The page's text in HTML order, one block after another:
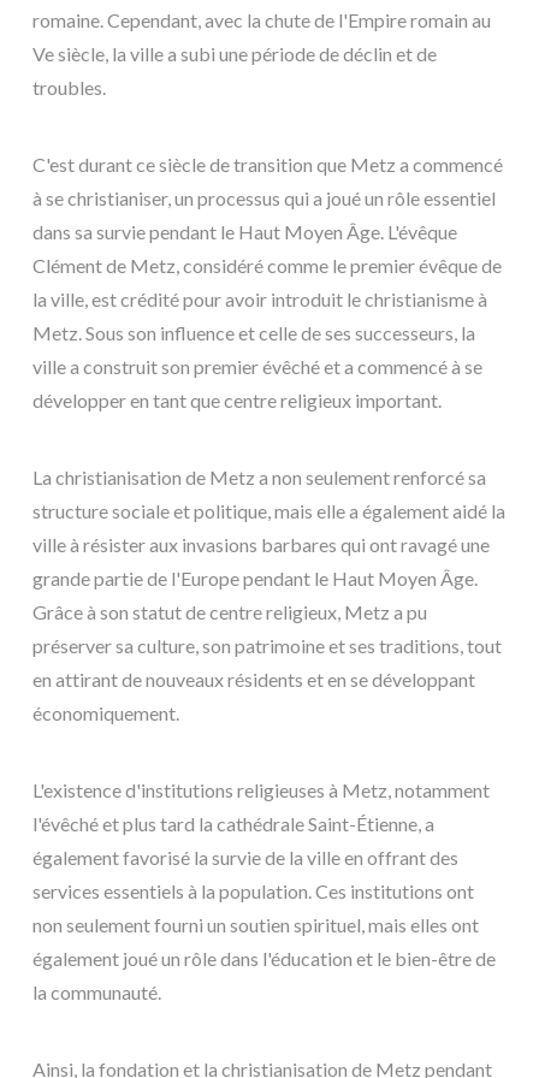
romaine. Cependant, avec la chute de l'Empire romain au
Ve siècle, la ville a subi une période de déclin et de
troubles.
C'est durant ce siècle de transition que Metz a commencé
à se christianiser, un processus qui a joué un rôle essentiel
dans sa survie pendant le Haut Moyen Âge. L'évêque
Clément de Metz, considéré comme le premier évêque de
la ville, est crédité pour avoir introduit le christianisme à
Metz. Sous son influence et celle de ses successeurs, la
ville a construit son premier évêché et a commencé à se
développer en tant que centre religieux important.
La christianisation de Metz a non seulement renforcé sa
structure sociale et politique, mais elle a également aidé la
ville à résister aux invasions barbares qui ont ravagé une
grande partie de l'Europe pendant le Haut Moyen Âge.
Grâce à son statut de centre religieux, Metz a pu
préserver sa culture, son patrimoine et ses traditions, tout
en attirant de nouveaux résidents et en se développant
économiquement.
L'existence d'institutions religieuses à Metz, notamment
l'évêché et plus tard la cathédrale Saint-Étienne, a
également favorisé la survie de la ville en offrant des
services essentiels à la population. Ces institutions ont
non seulement fourni un soutien spirituel, mais elles ont
également joué un rôle dans l'éducation et le bien-être de
la communauté.
Ainsi, la fondation et la christianisation de Metz pendant